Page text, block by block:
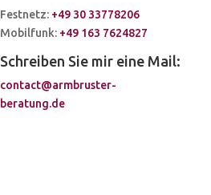
Festnetz: +49 30 33778206
Mobilfunk: +49 163 7624827
Schreiben Sie mir eine Mail:
contact@armbruster-
beratung.de